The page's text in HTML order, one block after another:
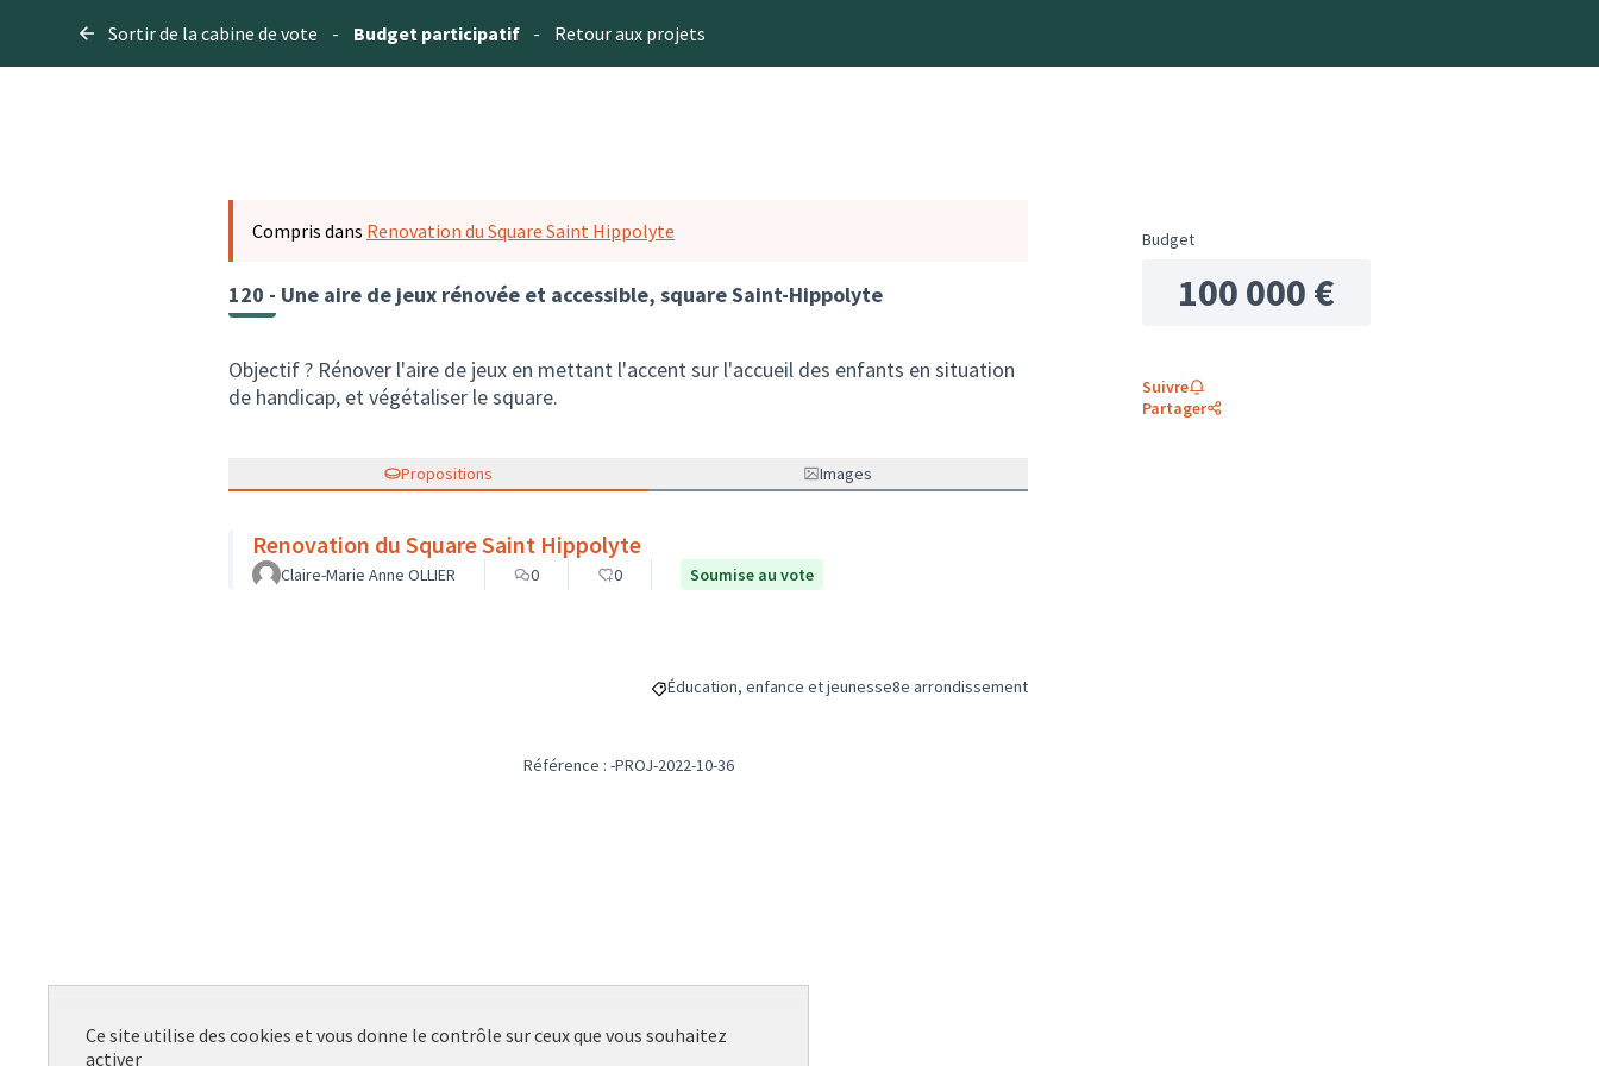
Sortir de la cabine de vote - Budget participatif - Retour aux projets
Compris dans Renovation du Square Saint Hippolyte
120 - Une aire de jeux rénovée et accessible, square Saint-Hippolyte
Objectif ? Rénover l'aire de jeux en mettant l'accent sur l'accueil des enfants en situation
de handicap, et végétaliser le square.
Propositions Images
Renovation du Square Saint Hippolyte
Claire-Marie Anne OLLIER 0 0 Soumise au vote
Filtrer les résultats de la catégorie : Éducation, enfance et jeunesse
Éducation, enfance et jeunesseFiltrer les résultats pour la localisation : 8e arrondissement
8e arrondissement
Budget
100 000 €
Suivre
Partager
Référence : -PROJ-2022-10-36
Ce site utilise des cookies et vous donne le contrôle sur ceux que vous souhaitez
activer